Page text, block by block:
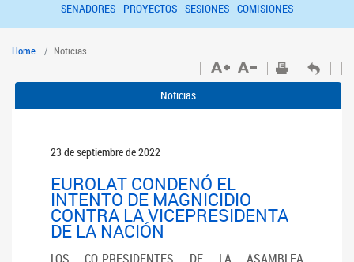
SENADORES - PROYECTOS -SESIONES -COMISIONES
Home Noticias
Noticias
23 de septiembre de 2022
EUROLAT CONDENÓ EL
INTENTO DE MAGNICIDIO
CONTRA LA VICEPRESIDENTA
DE LA NACIÓN